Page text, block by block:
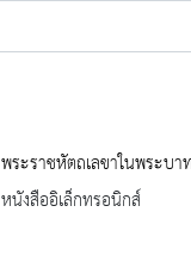
พระราชหัตถเลขาในพระบ
หนังสืออิเล็กทรอนิกส์